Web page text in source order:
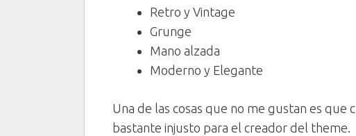
Retro y Vintage
Grunge
Mano alzada
Moderno y Elegante
Una de las cosas que no me gustan es
bastante injusto para el creador del theme.